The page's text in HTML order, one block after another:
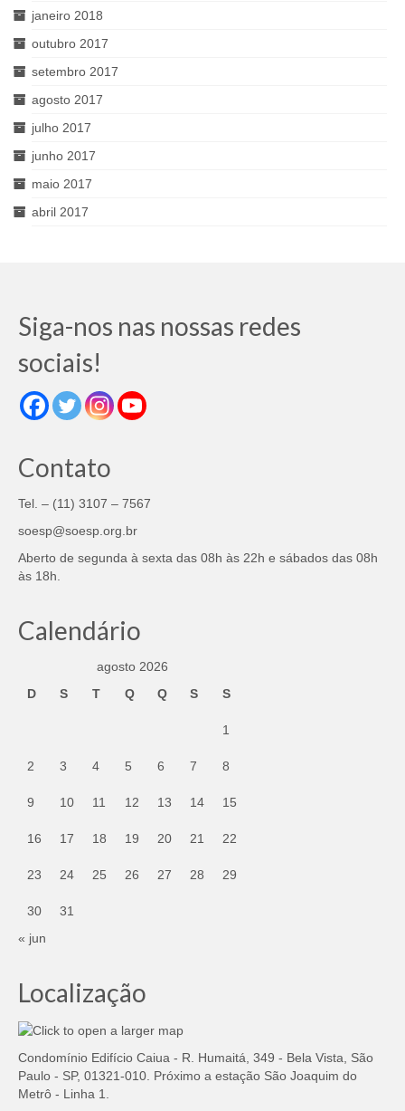
janeiro 2018
outubro 2017
setembro 2017
agosto 2017
julho 2017
junho 2017
maio 2017
abril 2017
Siga-nos nas nossas redes
sociais!
Contato
Tel. – (11) 3107 – 7567
soesp@soesp.org.br
Aberto de segunda à sexta das 08h às 22h e sábados das 08h
às 18h.
Calendário
agosto 2026
D
S T Q Q S S
1
2 3 4 5 6 7 8
9 10 11 12 13 14 15
16 17 18 19 20 21 22
23 24 25 26 27 28 29
30
31
« jun
Localização
Condomínio Edifício Caiua - R. Humaitá, 349 - Bela Vista, São
Paulo - SP, 01321-010. Próximo a estação São Joaquim do
Metrô - Linha 1.